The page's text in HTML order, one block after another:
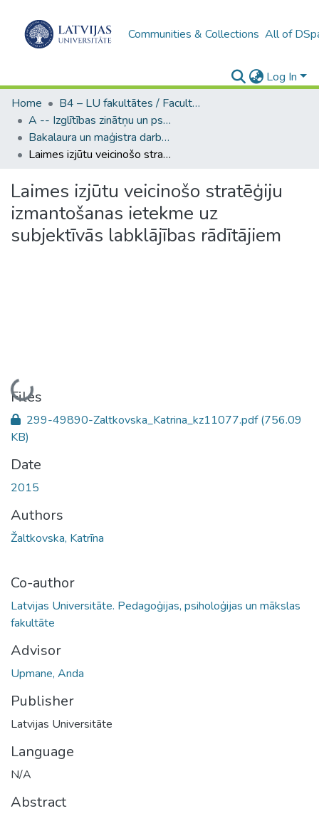
Communities & Collections All of
Log In
Home
B4 – LU fakultātes / Faculties of the UL
A -- Izglītības zinātņu un psiholoģijas fakultāte / Faculty of Education Sciences and Psychology
Bakalaura un maģistra darbi (PPMF) / Bachelor's and Master's theses
Laimes izjūtu veicinošo stratēģiju izmantošanas ietekme uz subjektīvās labklājības rādītājiem
Laimes izjūtu veicinošo stratēģiju
izmantošanas ietekme uz
subjektīvās labklājības rādītājiem
Loading...
Files
299-49890-Zaltkovska_Katrina_kz11077.pdf(756.09
KB)
Date
2015
Authors
Žaltkovska, Katrīna
Co-author
Latvijas Universitāte. Pedagoģijas, psiholoģijas un mākslas
fakultāte
Advisor
Upmane, Anda
Publisher
Latvijas Universitāte
Language
N/A
Abstract